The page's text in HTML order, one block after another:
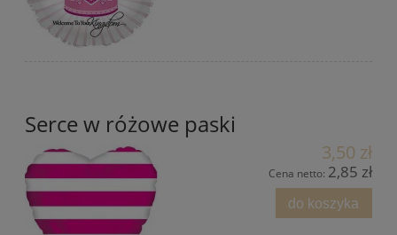
Serce w różowe paski
3,50 zł
Cena netto: 2,85 zł
do koszyka